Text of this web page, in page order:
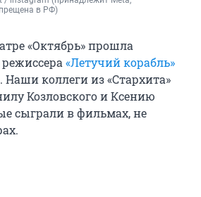
в РФ)
«Октябрь» прошла
«Летучий корабль»
Наши коллеги из «Стархита»
Козловского и Ксению
сыграли в фильмах, не